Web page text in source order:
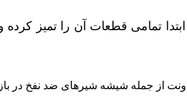
تمامی قطعات آن را تمیز
از جمله شیشه شیرهای ضد نفخ در